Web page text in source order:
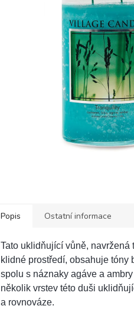
z
5
hvězdiček.
Popis Ostatní informace
Tato uklidňující vůně,
klidné prostředí, obsahuje tóny
spolu s náznaky agáve a
několik vrstev této duši
a rovnováze.